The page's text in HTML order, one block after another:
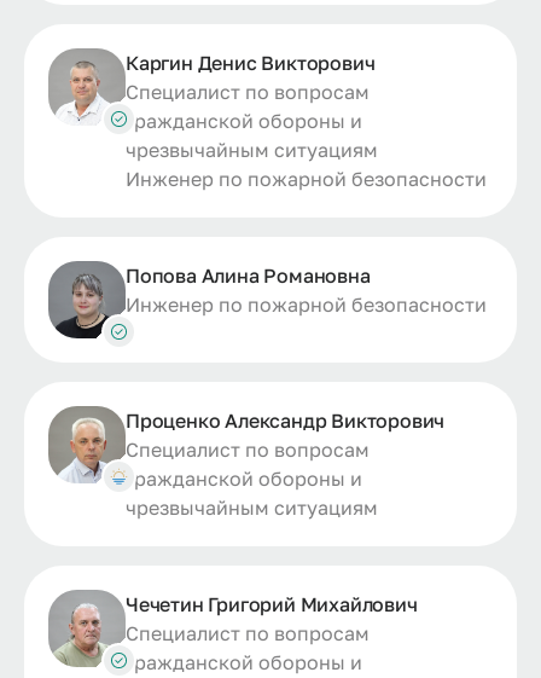
Каргин Денис Викторович
Специалист по вопросам
гражданской обороны и
чрезвычайным ситуациям
Инженер по пожарной безопасности
Попова Алина Романовна
Инженер по пожарной безопасности
Проценко Александр Викторович
Специалист по вопросам
гражданской обороны и
чрезвычайным ситуациям
Чечетин Григорий Михайлович
Специалист по вопросам
гражданской обороны и